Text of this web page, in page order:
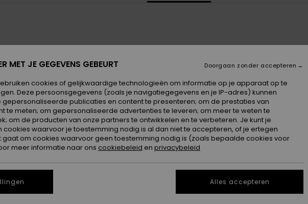
MET JE GEGEVENS GEBEURT
cookies of gelijkwaardige technologieën om informatie op je apparaat op te
Deze persoonsgegevens (zoals je navigatiegegevens en je IP-adres) kunnen
publicaties en content te presenteren; om de prestaties van
te meten; om gepersonaliseerde advertenties te leveren; om meer te weten te
om de producten van onze partners te ontwikkelen en te verbeteren. Je kunt je
cookies waarvoor je toestemming nodig is al dan niet te accepteren, of je ertegen
gaat om cookies waarvoor geen toestemming nodig is (zoals bepaalde cookies voor
meer informatie naar ons cookiebeleid en privacybeleid
Doorgaan zonder accepteren
Alles accepteren